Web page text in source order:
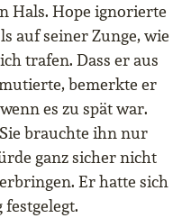
Hals. Hope ignorierte
auf seiner Zunge, wie
trafen. Dass er aus
bemerkte er
es zu spät war.
brauchte ihn nur
ganz sicher nicht
Er hatte sich